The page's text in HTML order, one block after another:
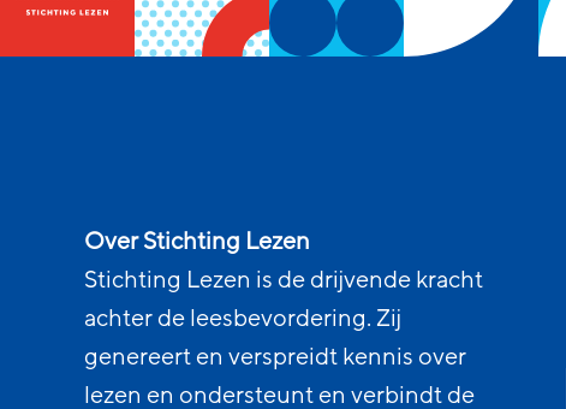
Over Stichting Lezen
Stichting Lezen is de drijvende kracht
achter de leesbevordering. Zij
genereert en verspreidt kennis over
lezen en ondersteunt en verbindt de